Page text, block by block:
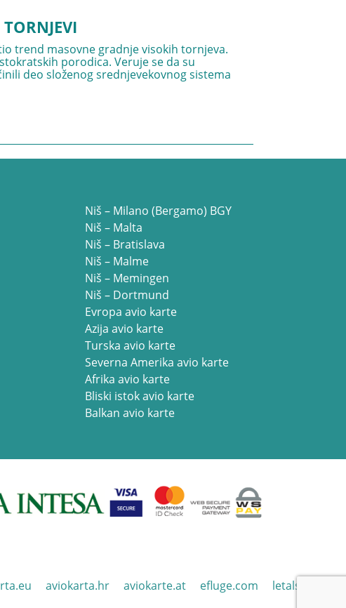
trend masovne gradnje visokih tornjeva.
porodica. Veruje se da su
deo složenog srednjevekovnog sistema
Niš – Milano (Bergamo) BGY
Niš – Malta
Niš – Bratislava
Niš – Malme
Niš – Memingen
Niš – Dortmund
Evropa avio karte
Azija avio karte
Turska avio karte
Severna Amerika avio karte
Afrika avio karte
Bliski istok avio karte
Balkan avio karte
aviokarta.hr aviokarte.at efluge.com
letalska.si